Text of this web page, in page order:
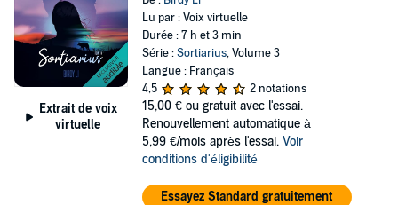
Extrait de voix
virtuelle
Lu par : Voix virtuelle
Durée : 7 h et 3 min
Série :Sortiarius, Volume 3
Langue : Français
4,5
2 notations
15,00 € ou gratuit avec l'essai.
Renouvellement automatique à
5,99 €/mois après l'essai. Voir
conditions d'éligibilité
Essayez Standard gratuitement